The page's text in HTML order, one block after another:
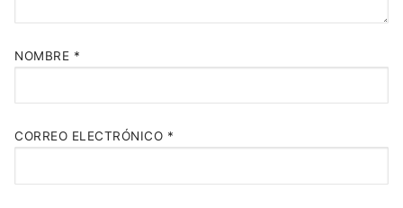
NOMBRE *
CORREO ELECTRÓNICO *